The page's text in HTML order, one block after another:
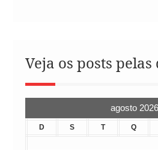
Veja os posts pelas
agosto 2026
D S T Q